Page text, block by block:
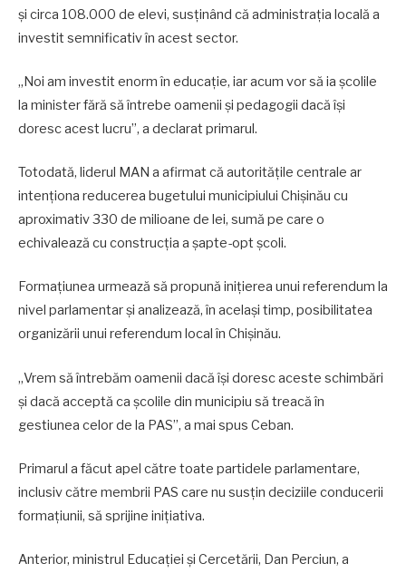
și circa 108.000 de elevi, susținând că administrația locală a
investit semnificativ în acest sector.
„Noi am investit enorm în educație, iar acum vor să ia școlile
la minister fără să întrebe oamenii și pedagogii dacă își
doresc acest lucru”, a declarat primarul.
Totodată, liderul MAN a afirmat că autoritățile centrale ar
intenționa reducerea bugetului municipiului Chișinău cu
aproximativ 330 de milioane de lei, sumă pe care o
echivalează cu construcția a șapte-opt școli.
Formațiunea urmează să propună inițierea unui referendum la
nivel parlamentar și analizează, în același timp, posibilitatea
organizării unui referendum local în Chișinău.
„Vrem să întrebăm oamenii dacă își doresc aceste schimbări
și dacă acceptă ca școlile din municipiu să treacă în
gestiunea celor de la PAS”, a mai spus Ceban.
Primarul a făcut apel către toate partidele parlamentare,
inclusiv către membrii PAS care nu susțin deciziile conducerii
formațiunii, să sprijine inițiativa.
Anterior, ministrul Educației și Cercetării, Dan Perciun, a